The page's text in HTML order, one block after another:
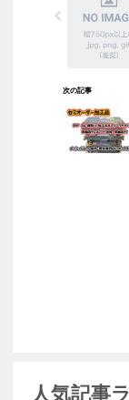
次の記事
人気記事